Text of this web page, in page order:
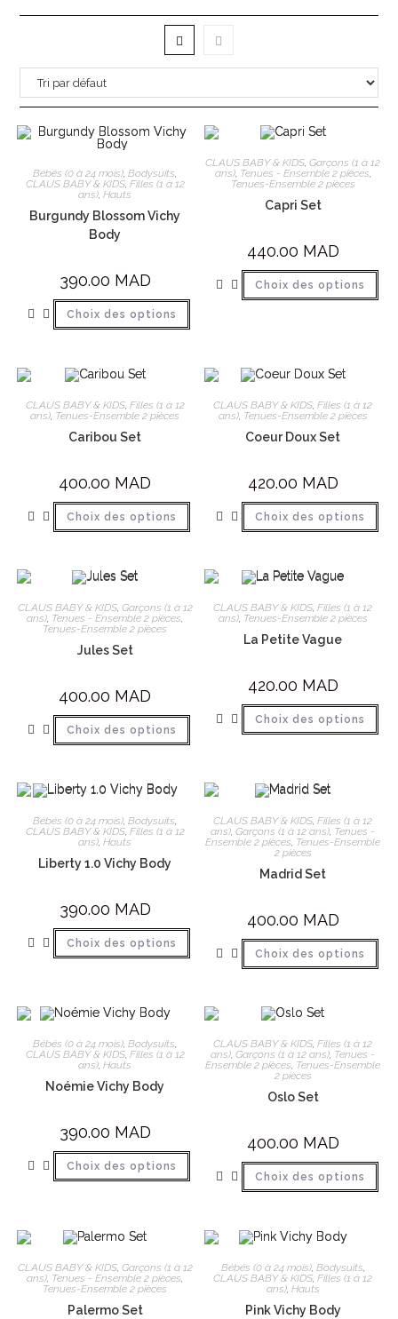
Bébés (0 à 24 mois),Bodysuits,
CLAUS BABY & KIDS, Filles (1 à 12
ans),Hauts
Burgundy Blossom Vichy
Body
390.00 MAD
Choix des options
CLAUS BABY & KIDS,Garçons (1 à 12
ans), Tenues - Ensemble 2 pièces,
Tenues-Ensemble 2 pièces
Capri Set
440.00 MAD
Choix des options
CLAUS BABY & KIDS, Filles (1 à 12
ans), Tenues-Ensemble 2 pièces
Caribou Set
400.00 MAD
Choix des options
CLAUS BABY & KIDS,Filles (1 à 12
ans), Tenues-Ensemble 2 pièces
Coeur Doux Set
420.00 MAD
Choix des options
CLAUS BABY & KIDS, Garçons (1 à 12
ans) Tenues - Ensemble 2 pièces
Tenues-Ensemble 2 pièces
Jules Set
400.00 MAD
Choix des options
CLAUS BABY & KIDS ,Filles (1 à 12
ans), Tenues-Ensemble 2 pièces
La Petite Vague
420.00 MAD
Choix des options
Bébés (0 à 24 mois) ,Bodysuits
CLAUS BABY & KIDS, Filles (1 à 12
ans) ,Hauts
Liberty 1.0 Vichy Body
390.00 MAD
Choix des options
CLAUS BABY & KIDS ,Filles (1 à 12
ans) ,Garçons (1 à 12 ans) Tenues -
Ensemble 2 pièces Tenues-Ensemble
2 pièces
Madrid Set
400.00 MAD
Choix des options
Bébés (0 à 24 mois),Bodysuits,
CLAUS BABY & KIDS, Filles (1 à 12
ans),Hauts
Noémie Vichy Body
390.00 MAD
Choix des options
CLAUS BABY & KIDS,Filles (1 à 12
ans),Garçons (1 à 12 ans), Tenues -
Ensemble 2 pièces, Tenues-Ensemble
2 pièces
Oslo Set
400.00 MAD
Choix des options
CLAUS BABY & KIDS, Garçons (1 à 12
ans), Tenues - Ensemble 2 pièces,
Tenues-Ensemble 2 pièces
Palermo Set
Bébés (0 à 24 mois), Bodysuits,
CLAUS BABY & KIDS,Filles (1 à 12
ans), Hauts
Pink Vichy Body